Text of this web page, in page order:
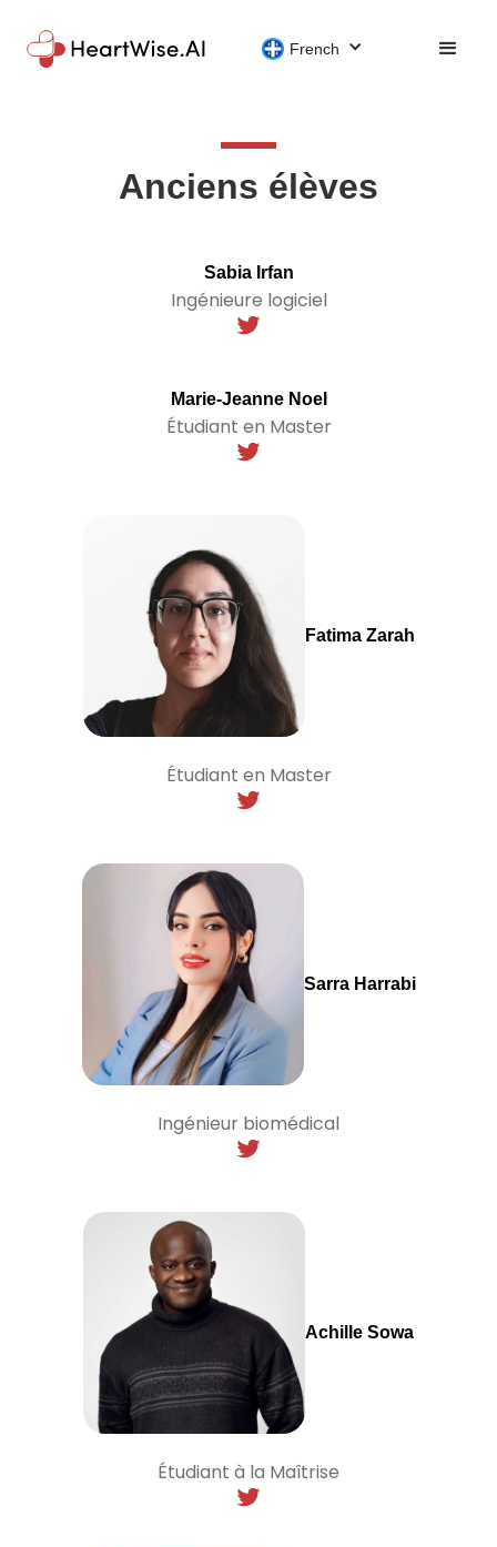
French
Anciens élèves
Sabia Irfan
Ingénieure logiciel
Marie-Jeanne Noel
Étudiant en Master
Fatima Zarah
Étudiant en Master
Sarra Harrabi
Ingénieur biomédical
Achille Sowa
Étudiant à la Maîtrise